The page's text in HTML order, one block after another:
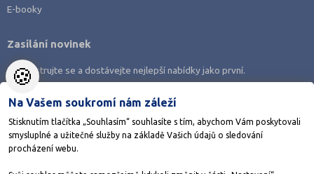
Stáhněte si aplikaci Adresář škol
E-booky
Zasílání novinek
Zaregistrujte se a dostávejte nejlepší nabídky jako první.
🍪
Na Vašem soukromí nám záleží
Stisknutím tlačítka „Souhlasím“ souhlasíte s tím, abychom Vám poskytovali
smysluplné a užitečné služby na základě Vašich údajů o sledování
procházení webu.